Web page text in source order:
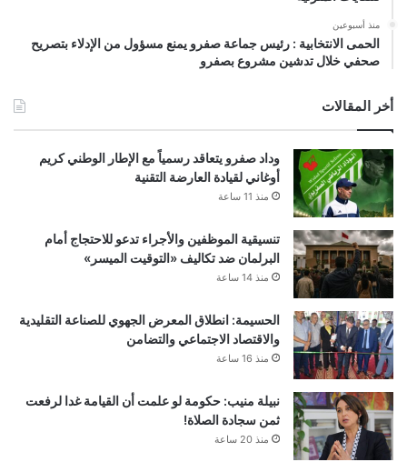
منذ أسبوعين
الحمى الانتخابية : رئيس جماعة صفرو يمنع مسؤول من الإدلاء بتصريح
صحفي خلال تدشين مشروع بصفرو
أخر المقالات
وداد صفرو يتعاقد رسمياً مع الإطار الوطني كريم
أوغاني لقيادة العارضة التقنية
منذ 11 ساعة
تنسيقية الموظفين والأجراء تدعو للاحتجاج أمام
البرلمان ضد تكاليف «التوقيت الميسر»
منذ 14 ساعة
الحسيمة: انطلاق المعرض الجهوي للصناعة التقليدية
والاقتصاد الاجتماعي والتضامن
منذ 16 ساعة
نبيلة منيب: حكومة لو علمت أن القيامة غدا لرفعت
ثمن سجادة الصلاة!
منذ 20 ساعة